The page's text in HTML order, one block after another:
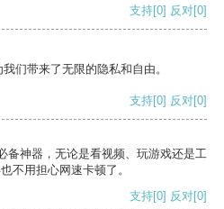
支持[0] 反对[0]
们带来了无限的隐私和自由。
支持[0] 反对[0]
备神器，无论是看视频、玩游戏还是工
不用担心网速卡顿了。
支持[0] 反对[0]